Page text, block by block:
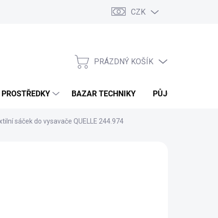
CZK
NÁKUPNÍ
PRÁZDNÝ KOŠÍK
BAZAR TECHNIKY PŮJČOVNA
sáček do vysavače QUELLE 244.974